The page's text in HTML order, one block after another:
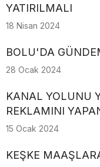
YATIRILMALI
18 Nisan 2024
BOLU'DA
28 Ocak 2024
KANAL YOLUNU
REKLAMINI
15 Ocak 2024
KEŞKE